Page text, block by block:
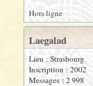
Hors ligne
Laegalad
Lieu : Strasbourg
Inscription : 2002
Messages : 2 998